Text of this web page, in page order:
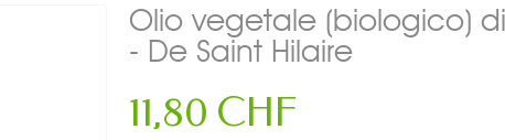
Olio vegetale (biologico)
- De Saint Hilaire
11,80 CHF